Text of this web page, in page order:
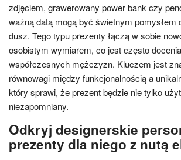
zdjęciem, grawerowany power bank czy
ważną datą mogą być świetnym pomysłem
dusz. Tego typu prezenty łączą w sobie
osobistym wymiarem, co jest często
współczesnych mężczyzn. Kluczem jest
równowagi między funkcjonalnością a
który sprawi, że prezent będzie nie tylko
niezapomniany.
Odkryj designerskie
prezenty dla niego z nutą